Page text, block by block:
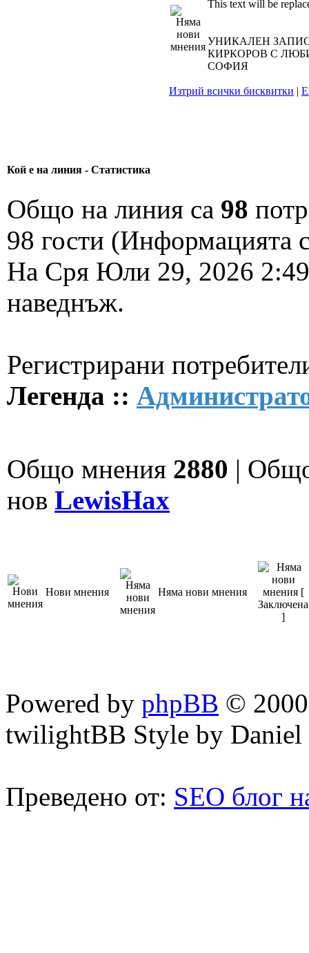
This text will be
УНИКАЛЕН
КИРКОРОВ С
СОФИЯ
Изтрий всички бисквитки |
Кой е на линия - Статистика
Общо на линия са 98
98 гости (Информацията
На Сря Юли 29, 2026
наведнъж.
Регистрирани
Легенда ::
Общо мнения 2880 |
нов LewisHax
Нови мнения Няма нови мнения
Powered by phpBB ©
twilightBB Style by Daniel
Преведено от: SEO блог